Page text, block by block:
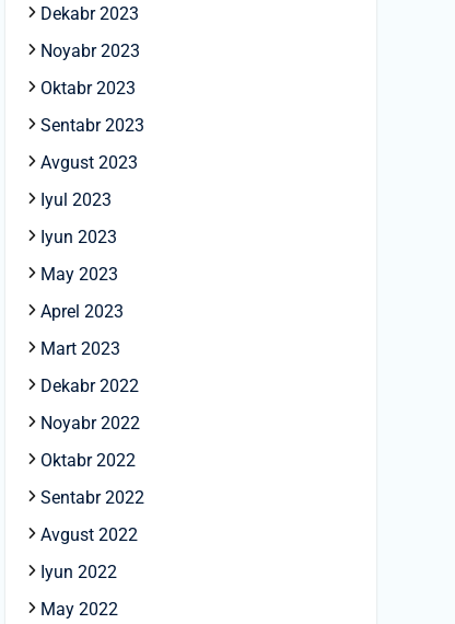
Dekabr 2023
Noyabr 2023
Oktabr 2023
Sentabr 2023
Avgust 2023
Iyul 2023
Iyun 2023
May 2023
Aprel 2023
Mart 2023
Dekabr 2022
Noyabr 2022
Oktabr 2022
Sentabr 2022
Avgust 2022
Iyun 2022
May 2022